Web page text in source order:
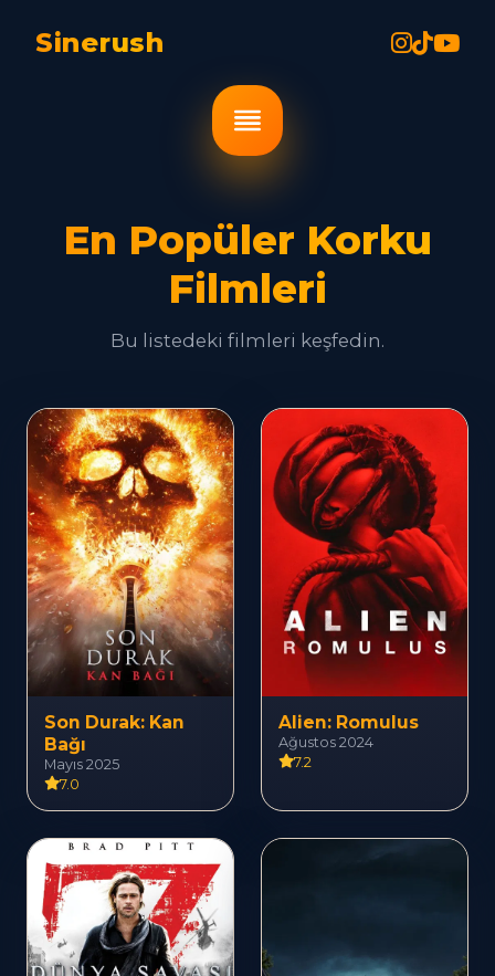
Sinerush
En Popüler Korku
Filmleri
Bu listedeki filmleri keşfedin.
Son Durak: Kan
Bağı
Mayıs 2025
7.0
Alien: Romulus
Ağustos 2024
7.2